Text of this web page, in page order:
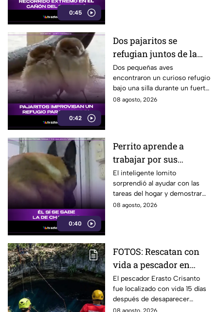
0:45
0:42
Dos pajaritos se
refugian juntos de la
lluvia y se vuelven
virales
Dos pequeñas aves
encontraron un curioso refugio
bajo una silla durante un fuerte
aguacero y conmovieron a
08 agosto, 2026
0:40
Perrito aprende a
trabajar por sus
premios y se vuelve
viral
El inteligente lomito
sorprendió al ayudar con las
tareas del hogar y demostrar
que ya conoce la fórmula:
08 agosto, 2026
FOTOS: Rescatan con
vida a pescador en
cenote a 100 metros de
profundidad;
sobrevivió 15 días
El pescador Erasto Crisanto
fue localizado con vida 15 días
después de desaparecer
mientras pescaba en un
08 agosto, 2026